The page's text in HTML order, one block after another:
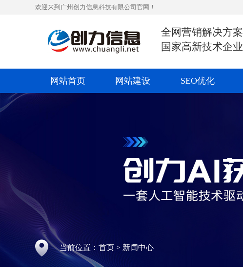
欢迎来到广州创力信息科技有限公司官网！
全网营销解决方案
国家高新技术企业
网站首页 网站建设 SEO优化
当前位置： 首页 > 新闻中心